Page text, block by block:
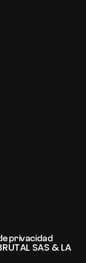
privacidad
SAS & LA